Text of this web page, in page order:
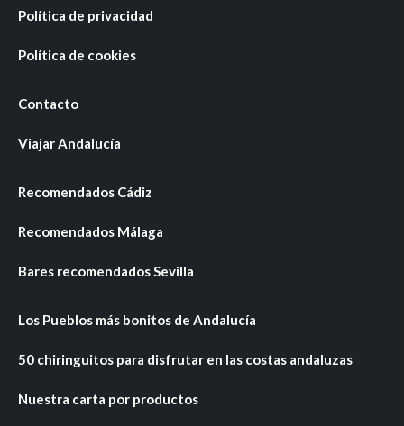
Política de privacidad
Política de cookies
Contacto
Viajar Andalucía
Recomendados Cádiz
Recomendados Málaga
Bares recomendados Sevilla
Los Pueblos más bonitos de Andalucía
50 chiringuitos para disfrutar en las costas andaluzas
Nuestra carta por productos